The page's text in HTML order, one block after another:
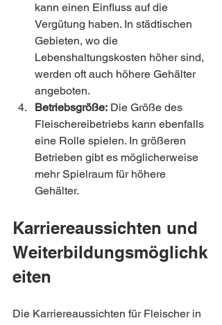
kann einen Einfluss auf die
Vergütung haben. In städtischen
Gebieten, wo die
Lebenshaltungskosten höher sind,
werden oft auch höhere Gehälter
angeboten.
Betriebsgröße: Die Größe des
Fleischereibetriebs kann ebenfalls
eine Rolle spielen. In größeren
Betrieben gibt es möglicherweise
mehr Spielraum für höhere
Gehälter.
Karriereaussichten und
Weiterbildungsmöglichk
eiten
Die Karriereaussichten für Fleischer in